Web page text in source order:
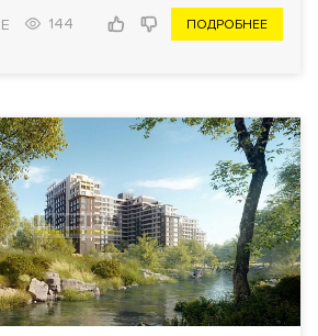
144 ПОДРОБНЕЕ